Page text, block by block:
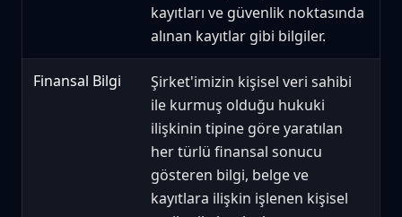
kayıtları ve güvenlik noktasında
alınan kayıtlar gibi bilgiler.
Finansal Bilgi
Şirket'imizin kişisel veri sahibi
ile kurmuş olduğu hukuki
ilişkinin tipine göre yaratılan
her türlü finansal sonucu
gösteren bilgi, belge ve
kayıtlara ilişkin işlenen kişisel